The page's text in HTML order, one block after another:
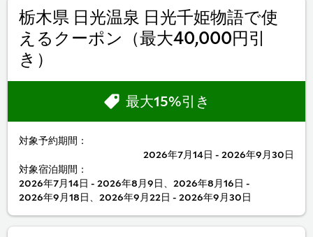
対象予約期間：
2026年7月14日 - 2026年9月30日
対象宿泊期間：
2026年7月14日 - 2026年8月9日、2026年8月16日 -
2026年9月18日、2026年9月22日 - 2026年9月30日
最大15%引き
栃木県 日光温泉 日光千姫物語で使
えるクーポン（最大40,000円引
き）